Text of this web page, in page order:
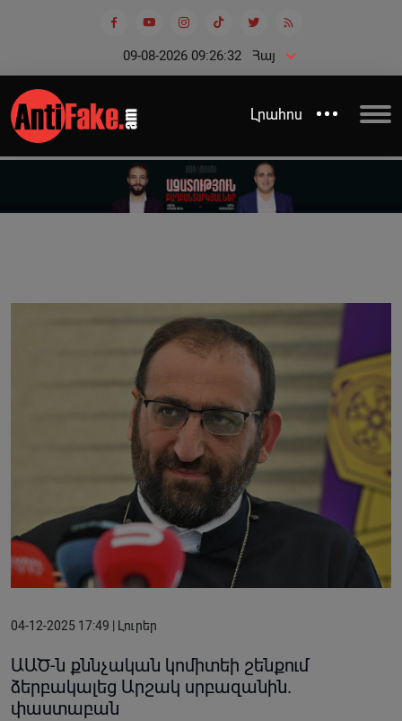
09-08-2026 09:26:32 Հայ
Լրահոս
04-12-2025 17:49 | Լուրեր
ԱԱԾ-ն քննչական կոմիտեի շենքում
ձերբակալեց Արշակ սրբազանին.
փաստաբան